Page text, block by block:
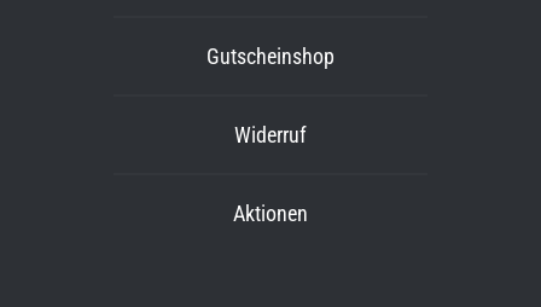
Gutscheinshop
Widerruf
Aktionen